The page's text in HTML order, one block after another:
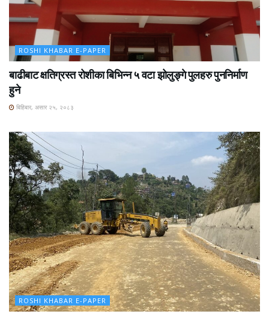
ROSHI KHABAR E-PAPER
बाढीबाट क्षतिग्रस्त रोशीका बिभिन्न ५ वटा झोलुङ्गे पुलहरु पुननिर्माण
हुने
बिहिबार, असार २५, २०८३
ROSHI KHABAR E-PAPER